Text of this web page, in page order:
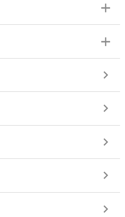
add
remove
add
remove
keyboard_arrow_right
keyboard_arrow_right
keyboard_arrow_right
keyboard_arrow_right
keyboard_arrow_right